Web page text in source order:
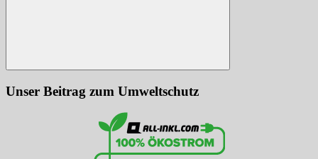
Suchen
Unser Beitrag zum Umweltschutz